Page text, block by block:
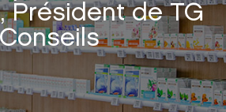
Président de TG